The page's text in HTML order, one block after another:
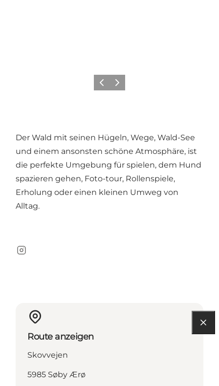
ZurückWeiter
Der Wald mit seinen Hügeln, Wege, Wald-See
und einem ansonsten schöne Atmosphäre, ist
die perfekte Umgebung für spielen, dem Hund
spazieren gehen, Foto-tour, Rollenspiele,
Erholung oder einen kleinen Umweg von
Alltag.
Instagram
Route anzeigen
Skovvejen
5985 Søby Ærø